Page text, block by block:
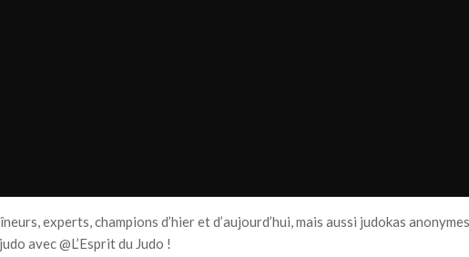
experts, champions d’hier et d’aujourd’hui, mais aussi judokas
avec@L’Esprit du Judo !